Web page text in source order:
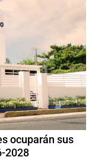
ocuparán sus
2028